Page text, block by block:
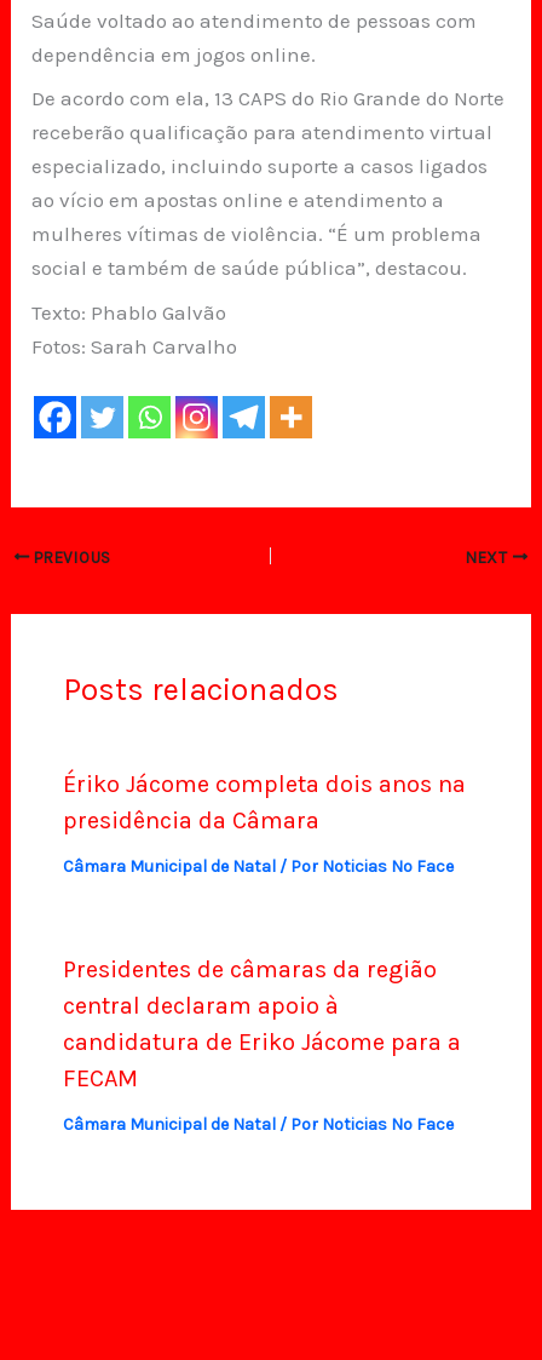
Saúde voltado ao atendimento de pessoas com
dependência em jogos online.
De acordo com ela, 13 CAPS do Rio Grande do Norte
receberão qualificação para atendimento virtual
especializado, incluindo suporte a casos ligados
ao vício em apostas online e atendimento a
mulheres vítimas de violência. “É um problema
social e também de saúde pública”, destacou.
Texto: Phablo Galvão
Fotos: Sarah Carvalho
PREVIOUS NEXT
Posts relacionados
Ériko Jácome completa dois anos na
presidência da Câmara
Câmara Municipal de Natal/ Por Noticias No Face
Presidentes de câmaras da região
central declaram apoio à
candidatura de Eriko Jácome para a
FECAM
Câmara Municipal de Natal/ Por Noticias No Face